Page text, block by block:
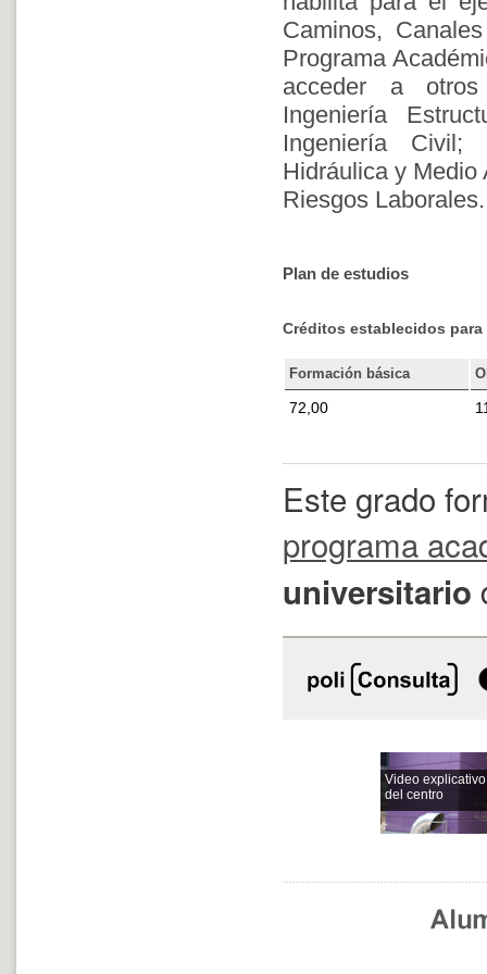
Caminos,
Programa
acceder a otros
Ingeniería
Ingeniería Civil;
Hidráulica y
Riesgos Laborales.
Plan de estudios
Créditos establecidos
Formación básica
72,00
Este grado
programa
universitario
Video explicativo
del centro